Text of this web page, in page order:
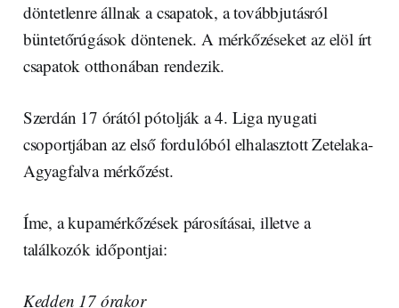
döntetlenre állnak a csapatok, a továbbjutásról
büntetőrúgások döntenek. A mérkőzéseket az elöl írt
csapatok otthonában rendezik.
Szerdán 17 órától pótolják a 4. Liga nyugati
csoportjában az első fordulóból elhalasztott Zetelaka-
Agyagfalva mérkőzést.
Íme, a kupamérkőzések párosításai, illetve a
találkozók időpontjai:
Kedden 17 órakor